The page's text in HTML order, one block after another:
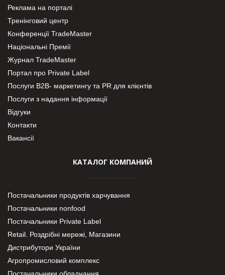
Реклама на порталі
Тренінговий центр
Конференції TradeMaster
Національні Премії
Журнал TradeMaster
Портал про Private Label
Послуги В2В- маркетингу та PR для клієнтів
Послуги з надання інформації
Відгуки
Контакти
Вакансії
КАТАЛОГ КОМПАНИЙ
Постачальники продуктів харчування
Постачальники nonfood
Постачальники Private Label
Retail. Роздрібні мережі, Магазини
Дистрибутори України
Агропромисловий комплекс
Постачальники обладнання